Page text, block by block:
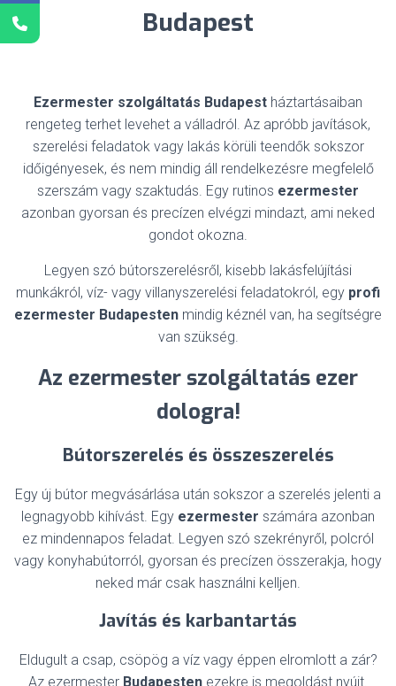
Budapest
Ezermester szolgáltatás Budapest háztartásaiban
rengeteg terhet levehet a válladról. Az apróbb javítások,
szerelési feladatok vagy lakás körüli teendők sokszor
időigényesek, és nem mindig áll rendelkezésre megfelelő
szerszám vagy szaktudás. Egy rutinos ezermester
azonban gyorsan és precízen elvégzi mindazt, ami neked
gondot okozna.
Legyen szó bútorszerelésről, kisebb lakásfelújítási
munkákról, víz- vagy villanyszerelési feladatokról, egy profi
ezermester Budapesten mindig kéznél van, ha segítségre
van szükség.
Az ezermester szolgáltatás ezer
dologra!
Bútorszerelés és összeszerelés
Egy új bútor megvásárlása után sokszor a szerelés jelenti a
legnagyobb kihívást. Egy ezermester számára azonban
ez mindennapos feladat. Legyen szó szekrényről, polcról
vagy konyhabútorról, gyorsan és precízen összerakja, hogy
neked már csak használni kelljen.
Javítás és karbantartás
Eldugult a csap, csöpög a víz vagy éppen elromlott a zár?
Az ezermester Budapesten ezekre is megoldást nyújt.